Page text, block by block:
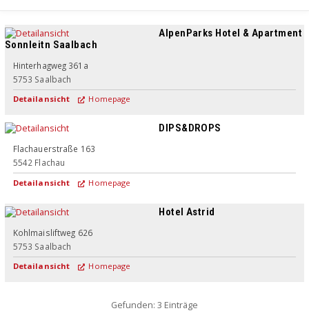
AlpenParks Hotel & Apartment
Sonnleitn Saalbach
Hinterhagweg 361a
5753 Saalbach
Detailansicht Homepage
Superior
DIPS&DROPS
Flachauerstraße 163
5542 Flachau
Detailansicht Homepage
Hotel Astrid
Kohlmaisliftweg 626
5753 Saalbach
Detailansicht Homepage
Gefunden: 3 Einträge